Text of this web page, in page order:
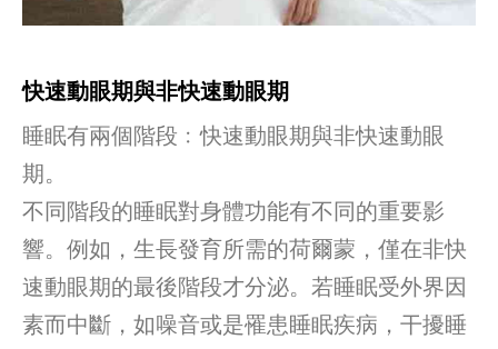
快速動眼期與非快速動眼期
睡眠有兩個階段﹕快速動眼期與非快速動眼
期。
不同階段的睡眠對身體功能有不同的重要影
響。例如，生長發育所需的荷爾蒙，僅在非快
速動眼期的最後階段才分泌。若睡眠受外界因
素而中斷，如噪音或是罹患睡眠疾病，干擾睡